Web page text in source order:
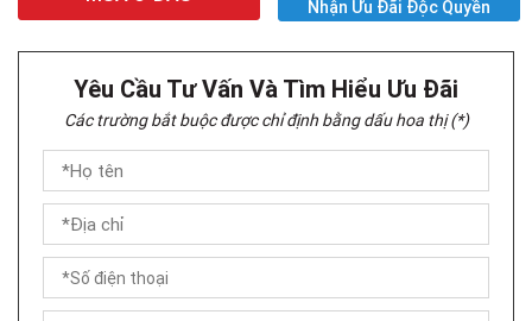
Nhận Ưu Đãi Độc Quyền
Yêu Cầu Tư Vấn Và Tìm Hiểu Ưu Đãi
Các trường bắt buộc được chỉ định bằng dấu hoa thị (*)